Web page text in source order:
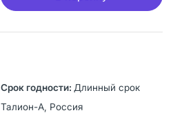
Длинный срок
Талион-А, Россия